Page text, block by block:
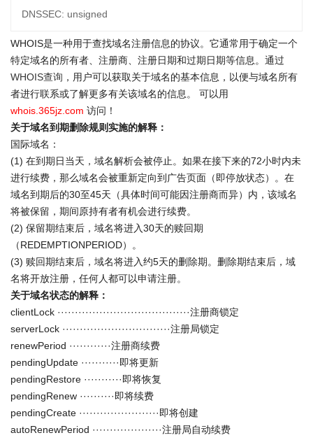
DNSSEC: unsigned
WHOIS是一种用于查找域名注册信息的协议。它通常用于确定一个
特定域名的所有者、注册商、注册日期和过期日期等信息。通过
WHOIS查询 ，用户可以获取关于域名的基本信息，以便与域名所有
者进行联系或了解更多有关该域名的信息。 可以用
whois.365jz.com 访问！
关于域名到期删除规则实施的解释：
国际域名：
(1) 在到期日当天，域名解析会被停止。如果在接下来的72小时内未
进行续费，那么域名会被重新定向到广告页面（即停放状态）。在
域名到期后的30至45天（具体时间可能因注册商而异）内，该域名
将被保留，期间原持有者有机会进行续费。
(2) 保留期结束后，域名将进入30天的赎回期
（REDEMPTIONPERIOD）。
(3) 赎回期结束后，域名将进入约5天的删除期。删除期结束后，域
名将开放注册，任何人都可以申请注册。
关于域名状态的解释：
clientLock ······································注册商锁定
serverLock ·······························注册局锁定
renewPeriod ············注册商续费
pendingUpdate ···········即将更新
pendingRestore ···········即将恢复
pendingRenew ··········即将续费
pendingCreate ·······················即将创建
autoRenewPeriod ····················注册局自动续费